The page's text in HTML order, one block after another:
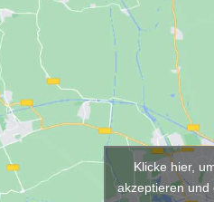
Klicke hier,
akzeptieren und